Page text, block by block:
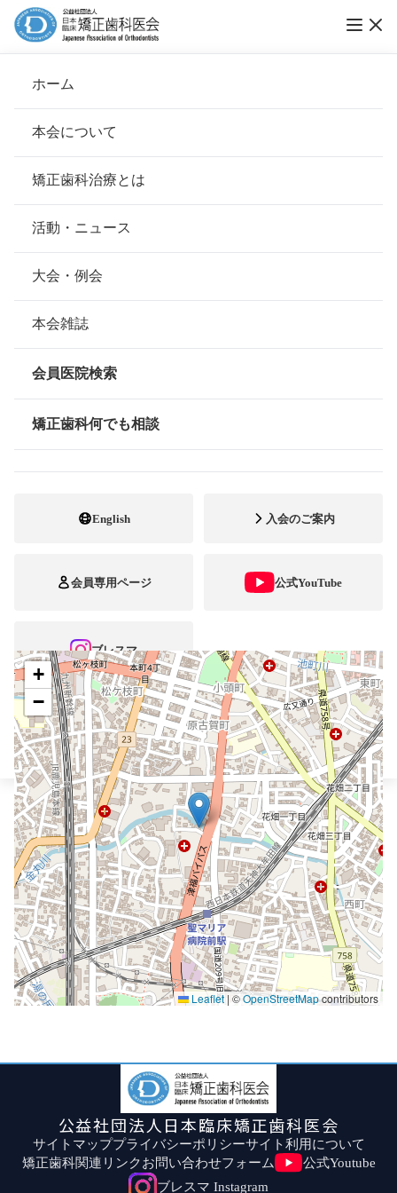
ホーム
本会について
会長挨拶
基本理念
組織について
本会の歴史
情報公開
矯正歯科治療とは
安心して治療を受けていただくための「6つの指針」
安心できる矯正歯科治療契約のための「7つの提言」
矯正歯科治療について
活動・ニュース
大会・例会
本会雑誌
会員医院検索
矯正歯科何でも相談
English 入会のご案内
会員専用ページ 公式YouTube
ブレスマ
ホーム 会員医院検索
はなえ矯正歯科
所在地
福岡県久留米市津福本町322
電話番号 0942-30-0930
FAX番号 0942-30-0930
ホームページ
http://hanaesmile.com/
矯正診断料算定施設
+
−
Leaflet | ©OpenStreetMapcontributors
公益社団法人日本臨床矯正歯科医会
サイトマッププライバシーポリシーサイト利用について
矯正歯科関連リンクお問い合わせフォーム
公式Youtube
ブレスマ Instagram